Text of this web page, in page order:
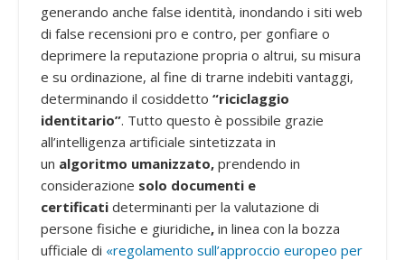
generando anche false identità, inondando i siti web
di false recensioni pro e contro, per gonfiare o
deprimere la reputazione propria o altrui, su misura
e su ordinazione, al fine di trarne indebiti vantaggi,
determinando il cosiddetto “riciclaggio
identitario”. Tutto questo è possibile grazie
all’intelligenza artificiale sintetizzata in
un algoritmo umanizzato, prendendo in
considerazione solo documenti e
certificati determinanti per la valutazione di
persone fisiche e giuridiche, in linea con la bozza
ufficiale di «regolamento sull’approccio europeo per